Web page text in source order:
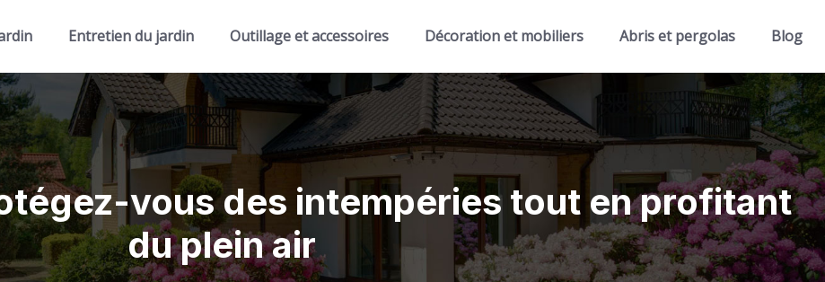
Entretien du jardin Outillage et accessoires Décoration et mobiliers Abris et pergolas Blog
vous des intempéries tout en profitant
du plein air